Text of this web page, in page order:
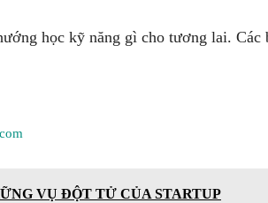
học kỹ năng gì cho tương lai. Các
VỤ ĐỘT TỬ CỦA STARTUP